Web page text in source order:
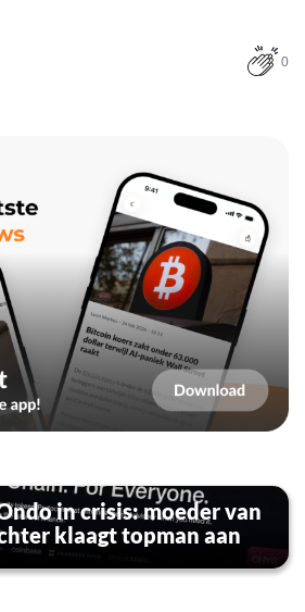
0
in crisis: moeder van
klaagt topman aan